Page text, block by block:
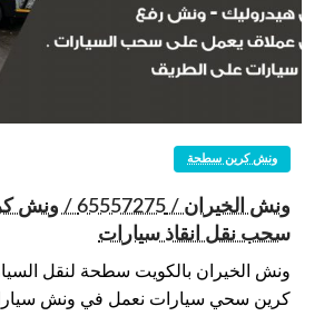
ونش كرين سطحة
ونش الخيران /
سحب نقل انقاذ سيارات
ونش الخيران بالكويت سطحة لنقل
كرين سحي سيارات نعمل في ونش